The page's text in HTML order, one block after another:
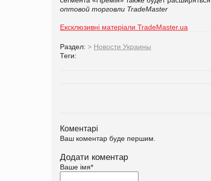
оптовой торговли TradeMaster
Ексклюзивні матеріали TradeMaster.ua
Раздел: > Новости Украины
Теги:
Коментарі
Ваш коментар буде першим.
Додати коментар
Ваше імя*